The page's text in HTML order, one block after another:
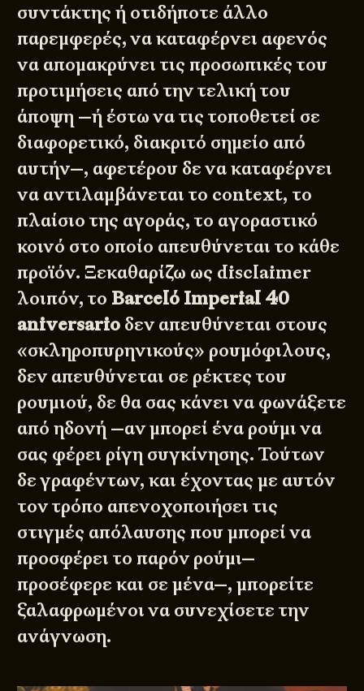
συντάκτης ή οτιδήποτε άλλο
παρεμφερές, να καταφέρνει αφενός
να απομακρύνει τις προσωπικές του
προτιμήσεις από την τελική του
άποψη —ή έστω να τις τοποθετεί σε
διαφορετικό, διακριτό σημείο από
αυτήν—, αφετέρου δε να καταφέρνει
να αντιλαμβάνεται το context, το
πλαίσιο της αγοράς, το αγοραστικό
κοινό στο οποίο απευθύνεται το κάθε
προϊόν. Ξεκαθαρίζω ως disclaimer
λοιπόν, το Barceló Imperial 40
aniversario δεν απευθύνεται στους
«σκληροπυρηνικούς» ρουμόφιλους,
δεν απευθύνεται σε ρέκτες του
ρουμιού, δε θα σας κάνει να φωνάξετε
από ηδονή —αν μπορεί ένα ρούμι να
σας φέρει ρίγη συγκίνησης. Τούτων
δε γραφέντων, και έχοντας με αυτόν
τον τρόπο απενοχοποιήσει τις
στιγμές απόλαυσης που μπορεί να
προσφέρει το παρόν ρούμι—
προσέφερε και σε μένα—, μπορείτε
ξαλαφρωμένοι να συνεχίσετε την
ανάγνωση.